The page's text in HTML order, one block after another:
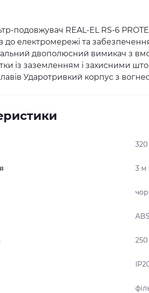
подовжувач REAL-EL RS-6
до електромережі та
двополюсний вимикач з
із заземленням і захисними
Ударотривкий корпус з
3 м